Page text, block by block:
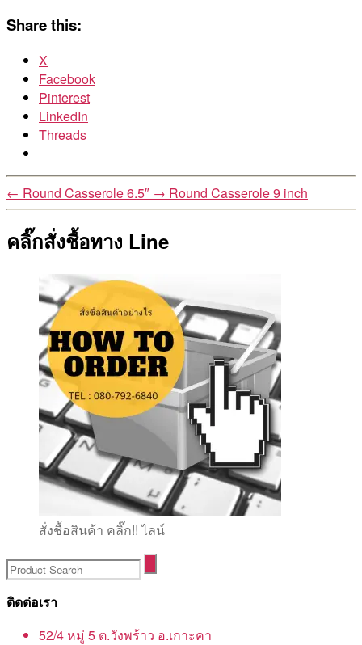
Share this:
X
Facebook
Pinterest
LinkedIn
Threads
← Round Casserole 6.5″ → Round Casserole 9 inch
คลิ๊กสั่งชื้อทาง Line
สั่งชื้อสินค้า คลิ๊ก!! ไลน์
ติดต่อเรา
52/4 หมู่ 5 ต.วังพร้าว อ.เกาะคา